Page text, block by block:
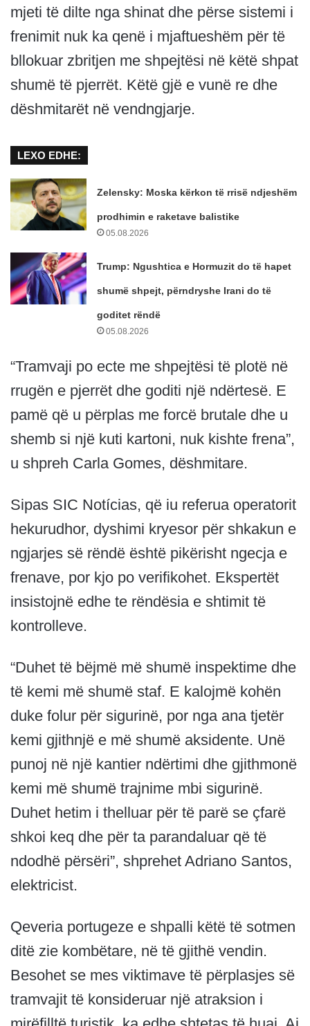
mjeti të dilte nga shinat dhe përse sistemi i
frenimit nuk ka qenë i mjaftueshëm për të
bllokuar zbritjen me shpejtësi në këtë shpat
shumë të pjerrët. Këtë gjë e vunë re dhe
dëshmitarët në vendngjarje.
LEXO EDHE:
Zelensky: Moska kërkon të rrisë ndjeshëm
prodhimin e raketave balistike
05.08.2026
Trump: Ngushtica e Hormuzit do të hapet
shumë shpejt, përndryshe Irani do të
goditet rëndë
05.08.2026
“Tramvaji po ecte me shpejtësi të plotë në
rrugën e pjerrët dhe goditi një ndërtesë. E
pamë që u përplas me forcë brutale dhe u
shemb si një kuti kartoni, nuk kishte frena”,
u shpreh Carla Gomes, dëshmitare.
Sipas SIC Notícias, që iu referua operatorit
hekurudhor, dyshimi kryesor për shkakun e
ngjarjes së rëndë është pikërisht ngecja e
frenave, por kjo po verifikohet. Ekspertët
insistojnë edhe te rëndësia e shtimit të
kontrolleve.
“Duhet të bëjmë më shumë inspektime dhe
të kemi më shumë staf. E kalojmë kohën
duke folur për sigurinë, por nga ana tjetër
kemi gjithnjë e më shumë aksidente. Unë
punoj në një kantier ndërtimi dhe gjithmonë
kemi më shumë trajnime mbi sigurinë.
Duhet hetim i thelluar për të parë se çfarë
shkoi keq dhe për ta parandaluar që të
ndodhë përsëri”, shprehet Adriano Santos,
elektricist.
Qeveria portugeze e shpalli këtë të sotmen
ditë zie kombëtare, në të gjithë vendin.
Besohet se mes viktimave të përplasjes së
tramvajit të konsideruar një atraksion i